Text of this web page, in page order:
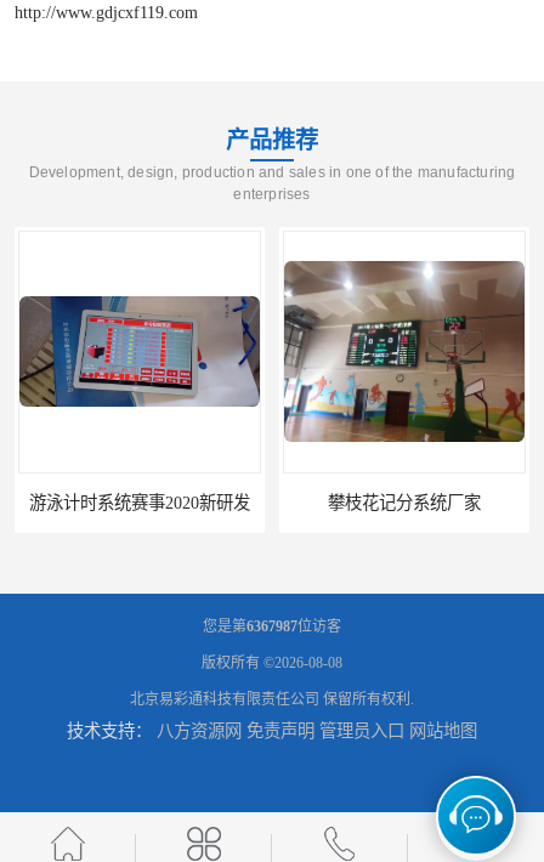
http://www.gdjcxf119.com
产品推荐
Development, design, production and sales in one of the manufacturing
enterprises
游泳计时系统赛事2020新研发 攀枝花记分系统厂家
临夏记分系统厂家 沈阳记分系统厂家
您是第6367987位访客
版权所有 ©2026-08-08
北京易彩通科技有限责任公司 保留所有权利.
技术支持： 八方资源网 免责声明 管理员入口 网站地图